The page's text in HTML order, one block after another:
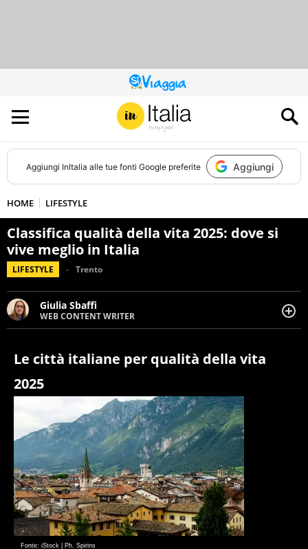
QUESTO
SITO
CONTRIBUISCE
ALL’AUDIENCE
DI
Aggiungi InItalia alle tue fonti Google preferite Aggiungi
HOME LIFESTYLE
Classifica qualità della vita 2025: dove si
vive meglio in Italia
LIFESTYLE Trento
Giulia Sbaffi
WEB CONTENT WRITER
Web content writer appassionata di belle storie e di
natura, le piace tenersi informata su ciò che accade
intorno a lei.
Le città italiane per qualità della vita
2025
Fonte: iStock | Ph. Spirins